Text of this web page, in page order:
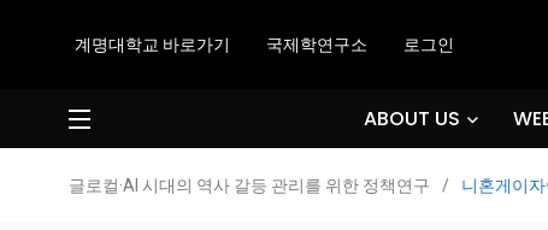
계명대학교 바로가기 국제학연구소 로그인
ABOUT US
글로컬·AI 시대의 역사 갈등 관리를 위한 정책연구 / 니혼게이